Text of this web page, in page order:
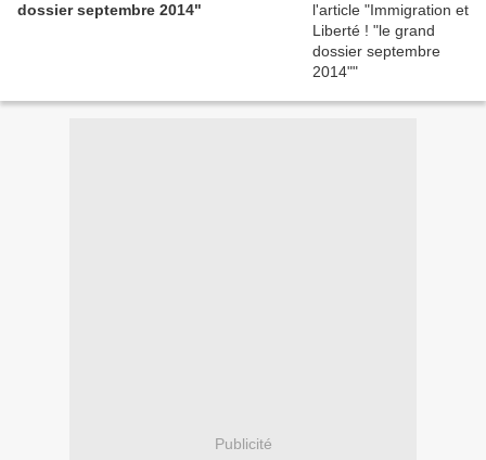
dossier septembre 2014"
Publicité